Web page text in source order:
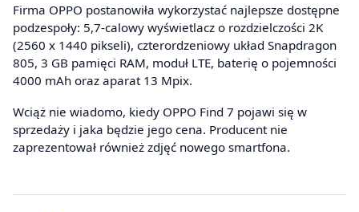
Firma OPPO postanowiła wykorzystać najlepsze dostępne
podzespoły: 5,7-calowy wyświetlacz o rozdzielczości 2K
(2560 x 1440 pikseli), czterordzeniowy układ Snapdragon
805, 3 GB pamięci RAM, moduł LTE, baterię o pojemności
4000 mAh oraz aparat 13 Mpix.
Wciąż nie wiadomo, kiedy OPPO Find 7 pojawi się w
sprzedaży i jaka będzie jego cena. Producent nie
zaprezentował również zdjęć nowego smartfona.